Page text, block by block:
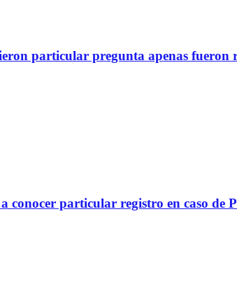
particular pregunta apenas fueron
conocer particular registro en caso de